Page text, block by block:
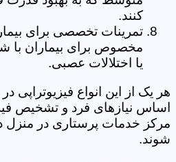
کنند.
تمرینات تخصصی برای
مخصوص برای بیماران با
یا اختلالات عصبی.
هر یک از این انواع فیزیوتراپی
اساس نیازهای فرد و تشخیص
مرکز خدمات پرستاری در منزل
شوند.